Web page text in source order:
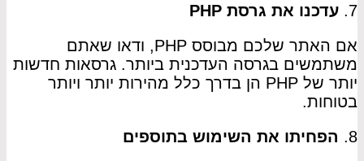
7. עדכנו את גרסת PHP
אם האתר שלכם מבוסס PHP, ודאו שאתם
משתמשים בגרסה העדכנית ביותר. גרסאות חדשות
יותר של PHP הן בדרך כלל מהירות יותר ויותר
בטוחות.
8.
הפחיתו את השימוש בתוספים